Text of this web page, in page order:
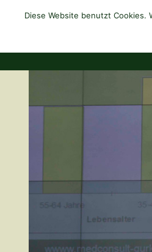
Diese Website benutzt Cookies.